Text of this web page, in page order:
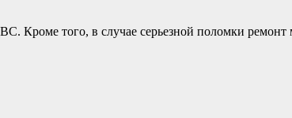
Кроме того, в случае серьезной поломки